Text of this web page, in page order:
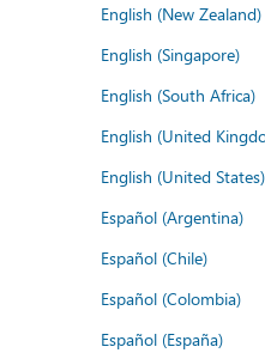
English (New Zealand)
English (Singapore)
English (South Africa)
English (United
English (United States)
Español (Argentina)
Español (Chile)
Español (Colombia)
Español (España)